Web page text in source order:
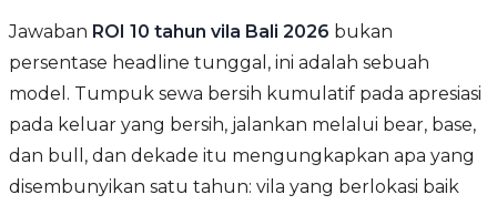
Jawaban ROI 10 tahun vila Bali 2026 bukan
persentase headline tunggal, ini adalah sebuah
model. Tumpuk sewa bersih kumulatif pada apresiasi
pada keluar yang bersih, jalankan melalui bear, base,
dan bull, dan dekade itu mengungkapkan apa yang
disembunyikan satu tahun: vila yang berlokasi baik